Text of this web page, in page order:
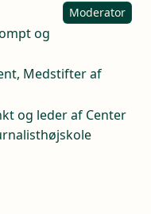
og
Moderator
Medstifter af
og leder af Center